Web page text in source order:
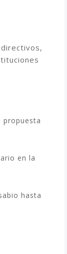
propuesta
en la
hasta